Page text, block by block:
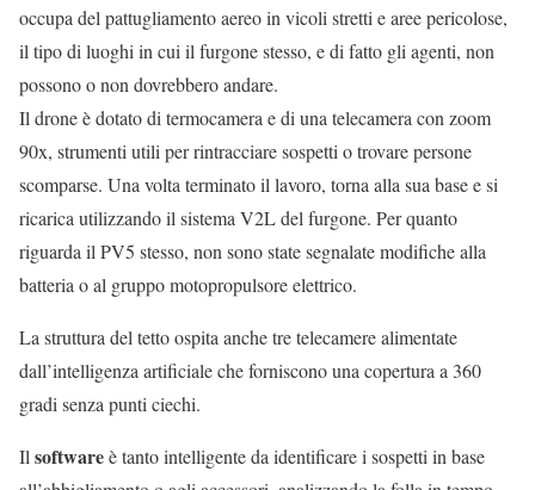
occupa del pattugliamento aereo in vicoli stretti e aree pericolose,
il tipo di luoghi in cui il furgone stesso, e di fatto gli agenti, non
possono o non dovrebbero andare.
Il drone è dotato di termocamera e di una telecamera con zoom
90x, strumenti utili per rintracciare sospetti o trovare persone
scomparse. Una volta terminato il lavoro, torna alla sua base e si
ricarica utilizzando il sistema V2L del furgone. Per quanto
riguarda il PV5 stesso, non sono state segnalate modifiche alla
batteria o al gruppo motopropulsore elettrico.
La struttura del tetto ospita anche tre telecamere alimentate
dall’intelligenza artificiale che forniscono una copertura a 360
gradi senza punti ciechi.
Ilsoftwareè tanto intelligente da identificare i sospetti in base